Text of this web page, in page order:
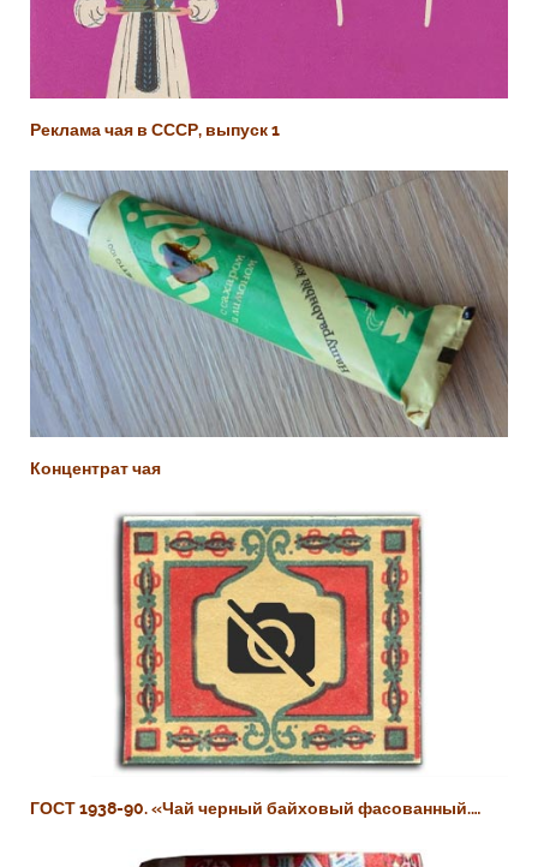
Реклама чая в СССР, выпуск 1
Концентрат чая
ГОСТ 1938-90. «Чай черный байховый фасованный.…